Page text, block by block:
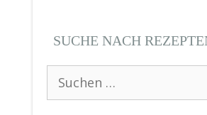
SUCHE NACH
nach: